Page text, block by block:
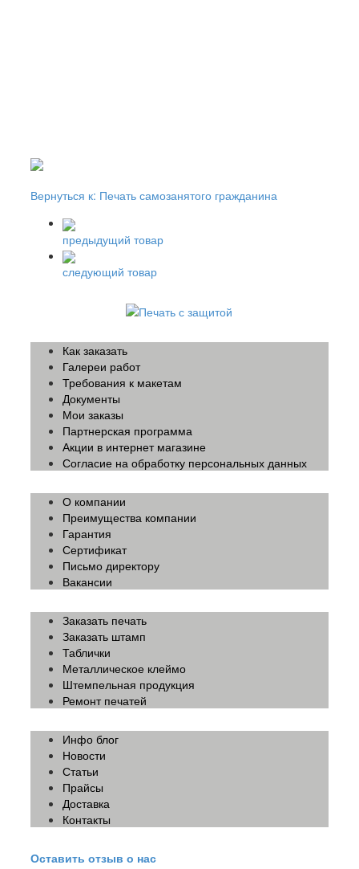
Вернуться к: Печать самозанятого гражданина
предыдущий товар
следующий товар
Как заказать
Галереи работ
Требования к макетам
Документы
Мои заказы
Партнерская программа
Акции в интернет магазине
Согласие на обработку персональных данных
О компании
Преимущества компании
Гарантия
Сертификат
Письмо директору
Вакансии
Заказать печать
Заказать штамп
Таблички
Металлическое клеймо
Штемпельная продукция
Ремонт печатей
Инфо блог
Новости
Статьи
Прайсы
Доставка
Контакты
Оставить отзыв о нас